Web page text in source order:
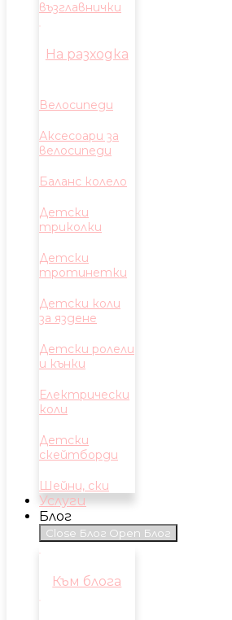
възглавнички
На разходка
Велосипеди
Аксесоари за
велосипеди
Баланс колело
Детски
триколки
Детски
тротинетки
Детски коли
за яздене
Детски ролели
и кънки
Електрически
коли
Детски
скейтборди
Шейни, ски
Услуги
Блог
Close Блог Open Блог
Към блога